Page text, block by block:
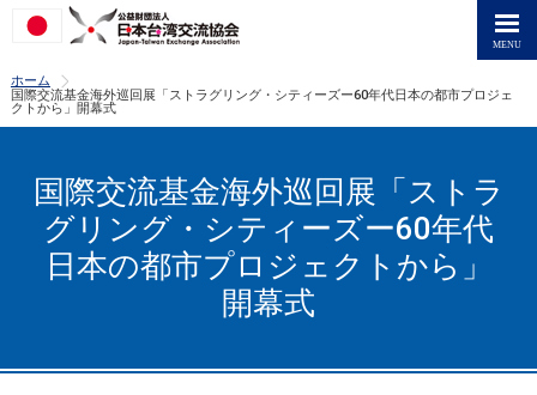
ホーム
国際交流基金海外巡回展「ストラグリング・シティーズー60年代日本の都市プロジェ
クトから」開幕式
国際交流基金海外巡回展「ストラ
グリング・シティーズー60年代
日本の都市プロジェクトから」
開幕式